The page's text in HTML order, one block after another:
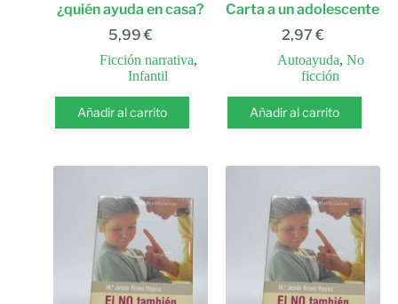
¿quién ayuda en casa?
5,99 €
Ficción narrativa,
Infantil
Añadir al carrito
Carta a un adolescente
2,97 €
Autoayuda, No
ficción
Añadir al carrito